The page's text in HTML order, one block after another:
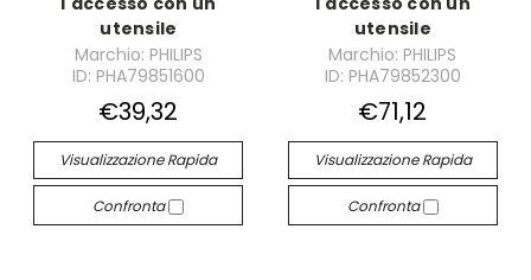
utensile
Marchio: PHILIPS
ID: PHA79851600
€39,32
Visualizzazione Rapida
Confronta
utensile
Marchio: PHILIPS
ID: PHA79852300
€71,12
Visualizzazione Rapida
Confronta